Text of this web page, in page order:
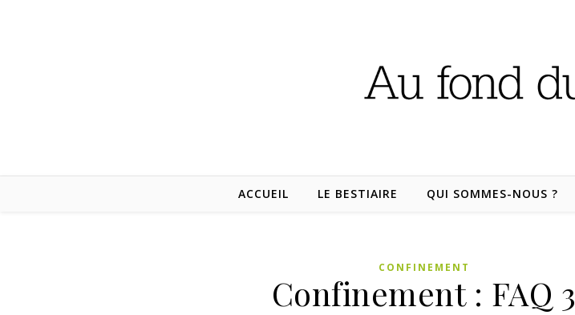
ACCUEIL LE BESTIAIRE QUI SOMMES-NOUS ?
CONFINEMENT
Confinement : FAQ 3